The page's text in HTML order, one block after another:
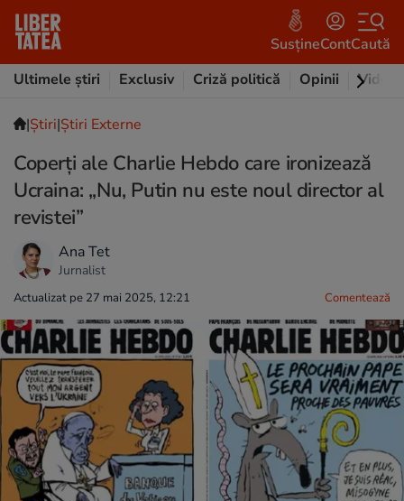
SusțineContCaută
Ultimele știri
Exclusiv Criză politică Opinii Video
|Ştiri|Știri Externe
Coperți ale Charlie Hebdo care ironizează
Ucraina: „Nu, Putin nu este noul director al
revistei”
Ana Tet
Jurnalist
Actualizat pe 27 mai 2025, 12:21 Comentează